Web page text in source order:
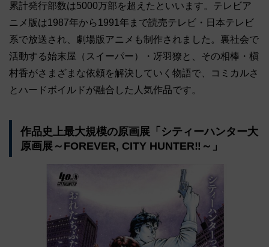
累計発行部数は5000万部を超えたといいます。テレビア
ニメ版は1987年から1991年まで読売テレビ・日本テレビ
系で放送され、劇場版アニメも制作されました。裏社会で
活動する始末屋（スイーパー）・冴羽獠と、その相棒・槇
村香がさまざまな依頼を解決していく物語で、コミカルさ
とハードボイルドが融合した人気作品です。
作品史上最大規模の原画展「シティーハンター大
原画展～FOREVER, CITY HUNTER‼～」